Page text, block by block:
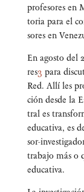
pro­fe­so­res en
to­ria para el
so­res en
En agos­to del
res3 para
Red. Allí les
ción des­de la
tral es
edu­ca­ti­va, es
sor-
tra­ba­jo más o
educativa.